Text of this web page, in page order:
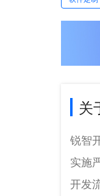
关
锐智
实施
开发